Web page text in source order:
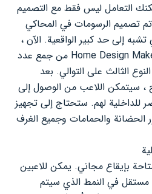
التعامل ليس فقط مع التصميم
تم تصميم الرسومات في المحاكي
إلى حد كبير الواقعية. الآن ،
سيتمكن اللاعبون في Home Design Makeover من جمع عدد
الثالث على التوالي. بعد
، سيتمكن اللاعب من الوصول إلى
للداخلية لهم. ستحتاج إلى تجهيز
الحضانة والحمامات وجميع الغرف
بإيقاع مجاني. يمكن للاعبين
مستقل في النمط الذي سيتم